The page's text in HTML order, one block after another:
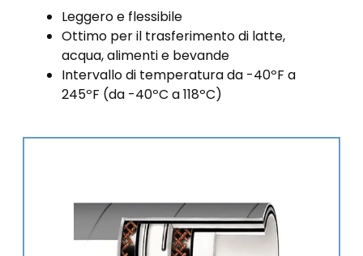
Leggero e flessibile
Ottimo per il trasferimento di latte,
acqua, alimenti e bevande
Intervallo di temperatura da -40ºF a
245ºF (da -40ºC a 118ºC)